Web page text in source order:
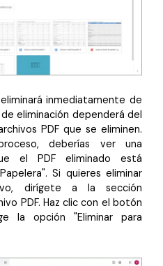
inmediatamente de
eliminación dependerá del
PDF que se eliminen.
deberías ver una
el PDF eliminado está
Si quieres eliminar
dirígete a la sección
PDF. Haz clic con el botón
la opción "Eliminar para